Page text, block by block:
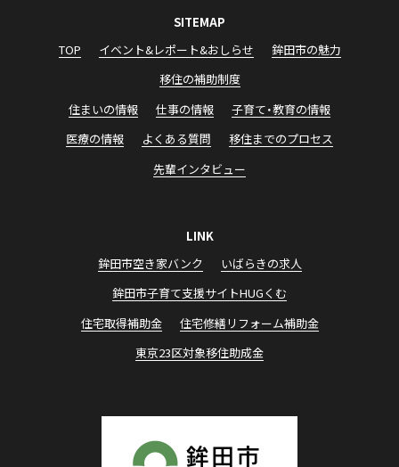
SITEMAP
TOP
イベント&レポート&おしらせ
鉾田市の魅力
移住の補助制度
住まいの情報
仕事の情報
子育て・教育の情報
医療の情報
よくある質問
移住までのプロセス
先輩インタビュー
LINK
鉾田市空き家バンク
いばらきの求⼈
鉾⽥市⼦育て⽀援サイトHUGくむ
住宅取得補助⾦
住宅修繕リフォーム補助⾦
東京23区対象移住助成⾦